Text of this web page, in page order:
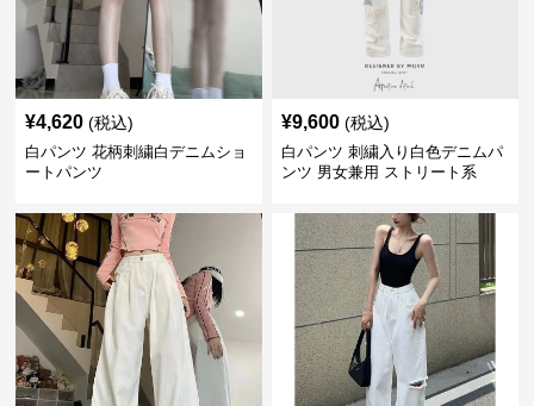
¥4,620 (税込)
白パンツ 花柄刺繍白デニムショ
ートパンツ
¥9,600 (税込)
白パンツ 刺繍入り白色デニムパ
ンツ 男女兼用 ストリート系